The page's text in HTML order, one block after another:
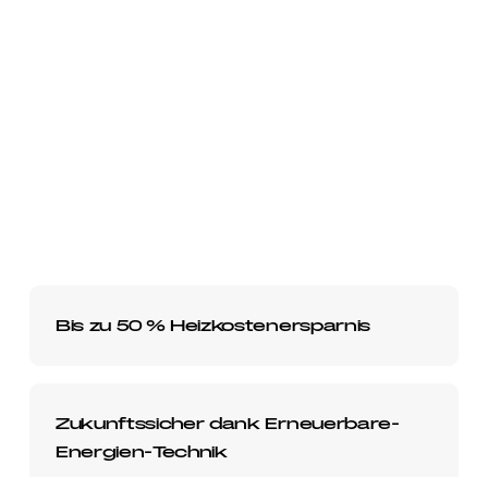
Bis zu 50 % Heizkostenersparnis
Zukunftssicher dank Erneuerbare-
Energien-Technik